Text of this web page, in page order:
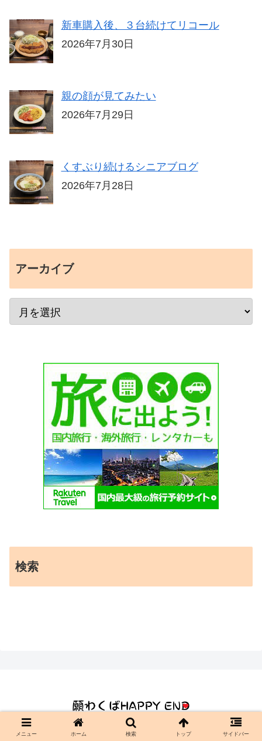
新車購入後、３台続けてリコール
2026年7月30日
親の顔が見てみたい
2026年7月29日
くすぶり続けるシニアブログ
2026年7月28日
アーカイブ
検索
© 2021-2026 願わくばHAPPY END.
メニュー ホーム 検索 トップ サイドバー